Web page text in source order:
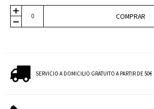
COMPRAR
SERVICIO A DOMICILIO GRATUITO A PARTIR DE 50€